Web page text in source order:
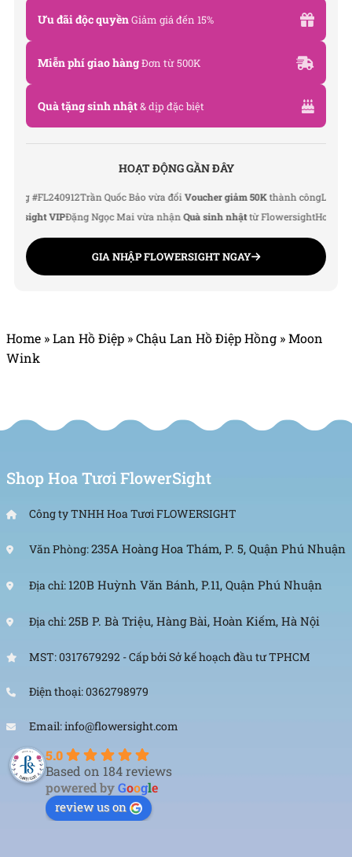
Ưu đãi độc quyềnGiảm giá đến 15%
Miễn phí giao hàngĐơn từ 500K
Quà tặng sinh nhật& dịp đặc biệt
HOẠT ĐỘNG GẦN ĐÂY
Trần Quốc Bảo vừa đổiVoucher giảm 50Kthành côngLê Thu Hà
VIPĐặng Ngọc Mai vừa nhậnQuà sinh nhậttừ FlowersightHoàng Đức
GIA NHẬP FLOWERSIGHT NGAY
Home »Lan Hồ Điệp »Chậu Lan Hồ Điệp Hồng »Moon
Wink
Shop Hoa Tươi FlowerSight
Công ty TNHH Hoa Tươi FLOWERSIGHT
Văn Phòng:235A Hoàng Hoa Thám, P. 5, Quận Phú Nhuận
Địa chỉ: 120B Huỳnh Văn Bánh, P.11, Quận Phú Nhuận
Địa chỉ:25B P. Bà Triệu, Hàng Bài, Hoàn Kiếm, Hà Nội
MST: 0317679292 - Cấp bởi Sở kế hoạch đầu tư TPHCM
Điện thoại: 0362798979
Email: info@flowersight.com
5.0
Based on 184 reviews
powered byGoogle
review us on